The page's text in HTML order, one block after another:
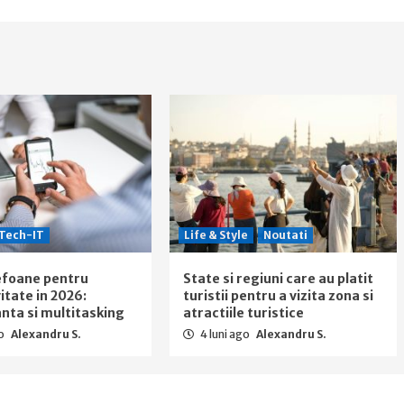
IT
pentru
in 2026:
si multitasking
Alexandru S.
Life & Style Noutati
State si regiuni care au platit
turistii pentru a vizita zona si
atractiile turistice
4 luni ago Alexandru S.